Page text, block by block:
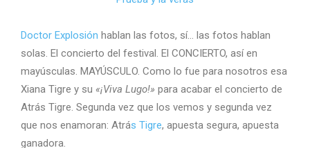
Doctor Explosión hablan las fotos, sí… las fotos hablan
solas. El concierto del festival. El CONCIERTO, así en
mayúsculas. MAYÚSCULO. Como lo fue para nosotros esa
Xiana Tigre y su «¡Viva Lugo!» para acabar el concierto de
Atrás Tigre. Segunda vez que los vemos y segunda vez
que nos enamoran: Atrás Tigre, apuesta segura, apuesta
ganadora.